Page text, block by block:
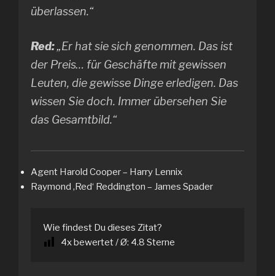
überlassen.“
Red:„Er hat sie sich genommen. Das ist
der Preis… für Geschäfte mit gewissen
Leuten, die gewisse Dinge erledigen. Das
wissen Sie doch. Immer übersehen Sie
das Gesamtbild.“
Agent Harold Cooper – Harry Lennix
Raymond ‚Red‘ Reddington – James Spader
Wie findest Du dieses Zitat?
4x bewertet / Ø: 4.8 Sterne